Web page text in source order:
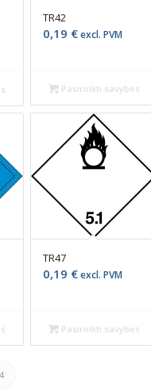
TR42
0,19 €excl. PVM
Pasirinkti savybes
TR47
0,19 €excl. PVM
Pasirinkti savybes
4